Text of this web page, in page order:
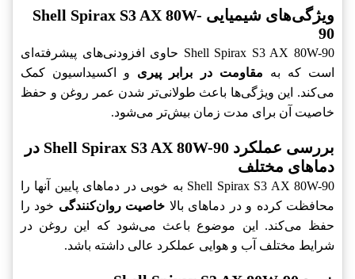
ویژگی‌های شیمیایی Shell Spirax S3 AX 80W-
90
Shell Spirax S3 AX 80W-90 حاوی افزودنی‌های پیشرفته‌ای
است که به مقاومت در برابر پیری و اکسیداسیون کمک
می‌کند. این ویژگی‌ها باعث طولانی‌تر شدن عمر روغن و حفظ
خاصیت آن برای مدت زمان بیش‌تر می‌شود.
بررسی عملکرد Shell Spirax S3 AX 80W-90 در
دماهای مختلف
Shell Spirax S3 AX 80W-90 به خوبی در دماهای پایین آنها را
محافظت کرده و در دماهای بالا خاصیت روان‌کنندگی خود را
حفظ می‌کند. این موضوع باعث می‌شود که این روغن در
شرایط مختلف آب و هوایی عملکرد عالی داشته باشد.